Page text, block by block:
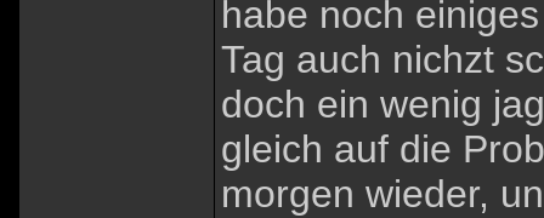
habe noch
Tag auch nichzt
doch ein wenig
gleich auf die
morgen wieder,